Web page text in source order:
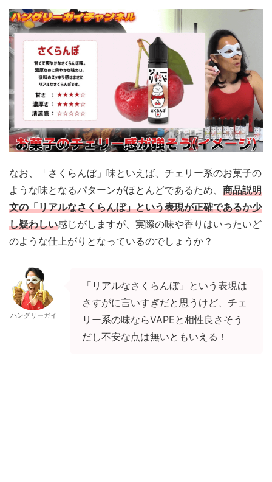
なお、「さくらんぼ」味といえば、チェリー系のお菓子の
ような味となるパターンがほとんどであるため、 商品説明
文の「リアルなさくらんぼ」という表現が正確であるか少
し疑わしい感じがしますが、実際の味や香りはいったいど
のような仕上がりとなっているのでしょうか？
ハングリーガイ
「リアルなさくらんぼ」という表現は
さすがに言いすぎだと思うけど、チェ
リー系の味ならVAPEと相性良さそう
だし不安な点は無いともいえる！